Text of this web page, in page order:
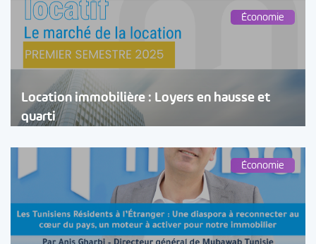
Économie
Location immobilière : Loyers en hausse et
quarti
Économie